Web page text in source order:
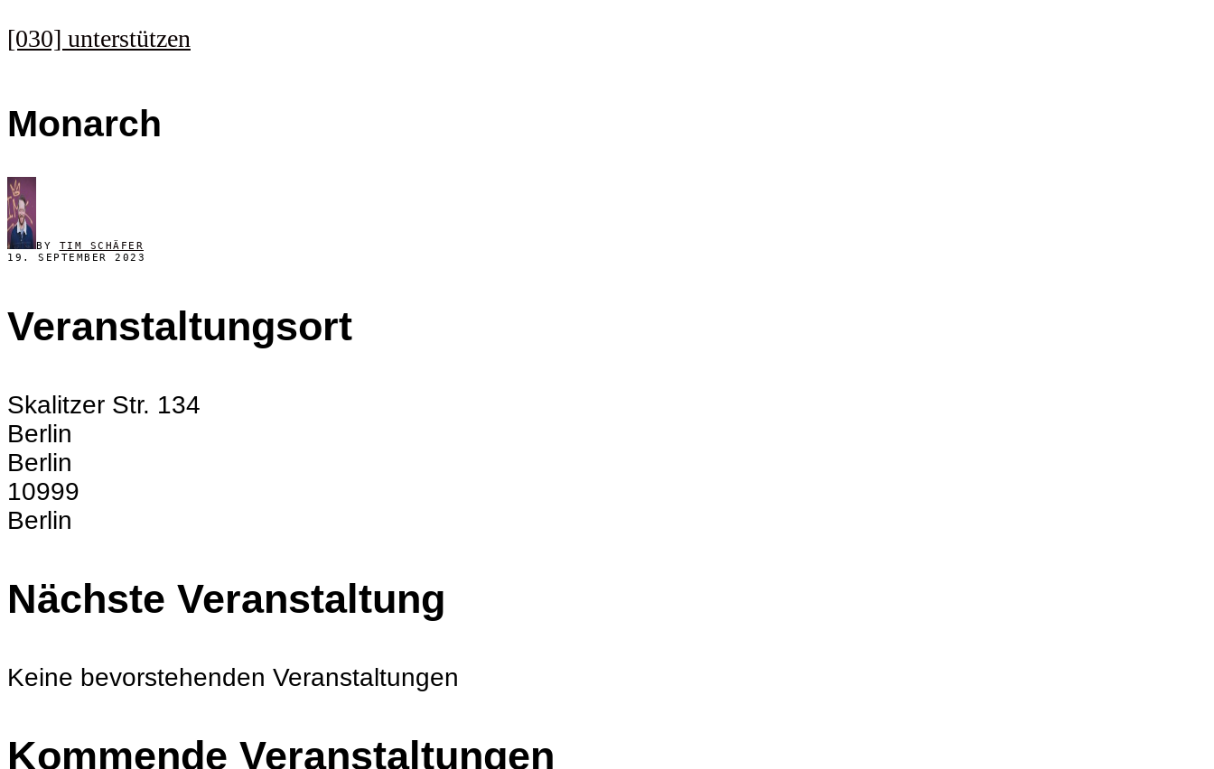
[030] unterstützen
Monarch
BY TIM SCHÄFER
19. SEPTEMBER 2023
Veranstaltungsort
Skalitzer Str. 134
Berlin
Berlin
10999
Berlin
Nächste Veranstaltung
Keine bevorstehenden Veranstaltungen
Kommende Veranstaltungen